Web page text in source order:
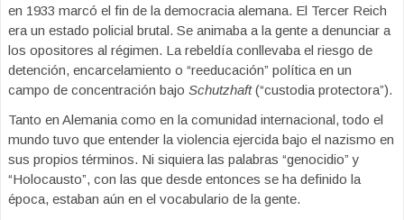
en 1933 marcó el fin de la democracia alemana. El Tercer Reich
era un estado policial brutal. Se animaba a la gente a denunciar a
los opositores al régimen. La rebeldía conllevaba el riesgo de
detención, encarcelamiento o “reeducación” política en un
campo de concentración bajo Schutzhaft(“custodia protectora”).
Tanto en Alemania como en la comunidad internacional, todo el
mundo tuvo que entender la violencia ejercida bajo el nazismo en
sus propios términos. Ni siquiera las palabras “genocidio” y
“Holocausto”, con las que desde entonces se ha definido la
época, estaban aún en el vocabulario de la gente.